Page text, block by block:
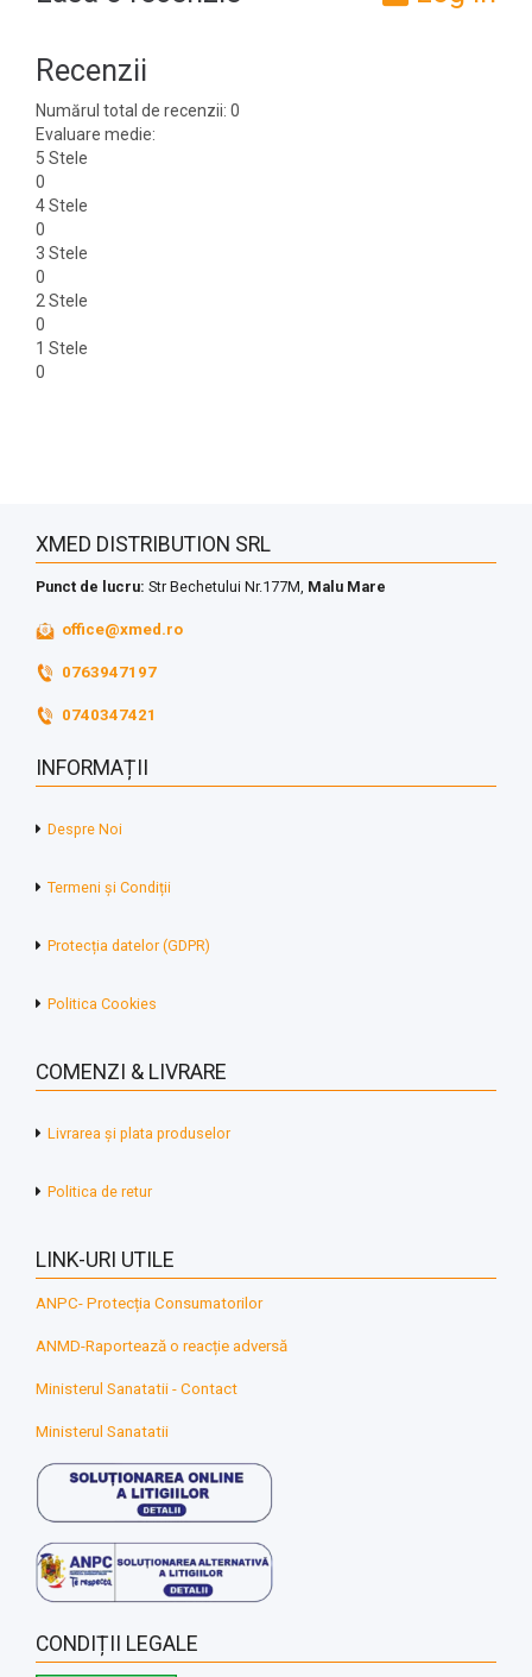
Recenzii
Numărul total de recenzii: 0
Evaluare medie:
5 Stele
0
4 Stele
0
3 Stele
0
2 Stele
0
1 Stele
0
XMED DISTRIBUTION SRL
Punct de lucru: Str Bechetului Nr.177M, Malu Mare
office@xmed.ro
0763947197
0740347421
INFORMAȚII
Despre Noi
Termeni și Condiții
Protecția datelor (GDPR)
Politica Cookies
COMENZI & LIVRARE
Livrarea și plata produselor
Politica de retur
LINK-URI UTILE
ANPC- Protecția Consumatorilor
ANMD-Raportează o reacție adversă
Ministerul Sanatatii - Contact
Ministerul Sanatatii
CONDIȚII LEGALE